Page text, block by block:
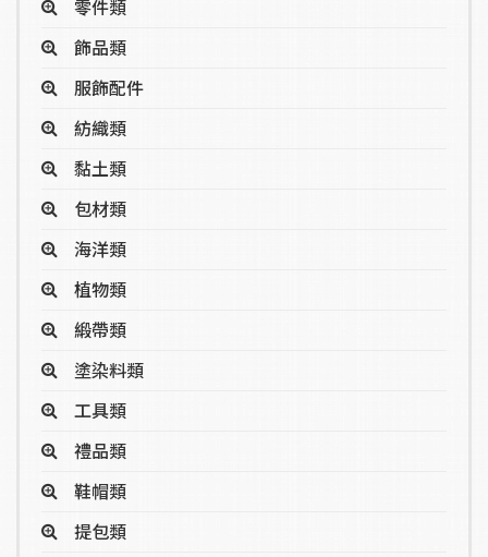
零件類
飾品類
服飾配件
紡織類
黏土類
包材類
海洋類
植物類
緞帶類
塗染料類
工具類
禮品類
鞋帽類
提包類